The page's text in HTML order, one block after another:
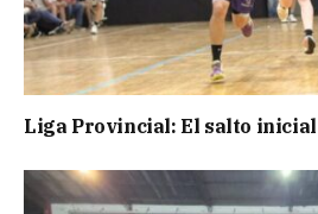
Liga Provincial: El salto inicial